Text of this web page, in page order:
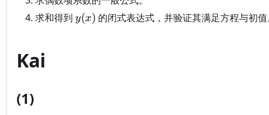
求和得到 y(x)
y(x) 的闭式表达式，并验证其满足方程与初值
Kai
(1)